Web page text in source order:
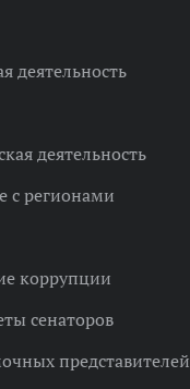
деятельность
деятельность
с регионами
коррупции
сенаторов
представителей